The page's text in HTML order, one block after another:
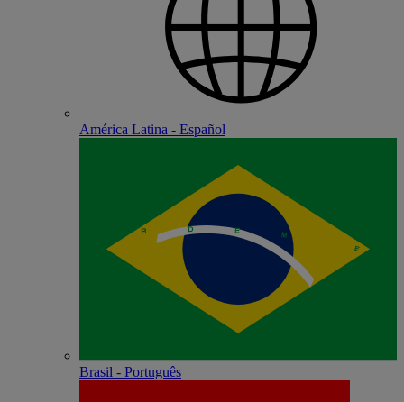
América Latina - Español
Brasil - Português